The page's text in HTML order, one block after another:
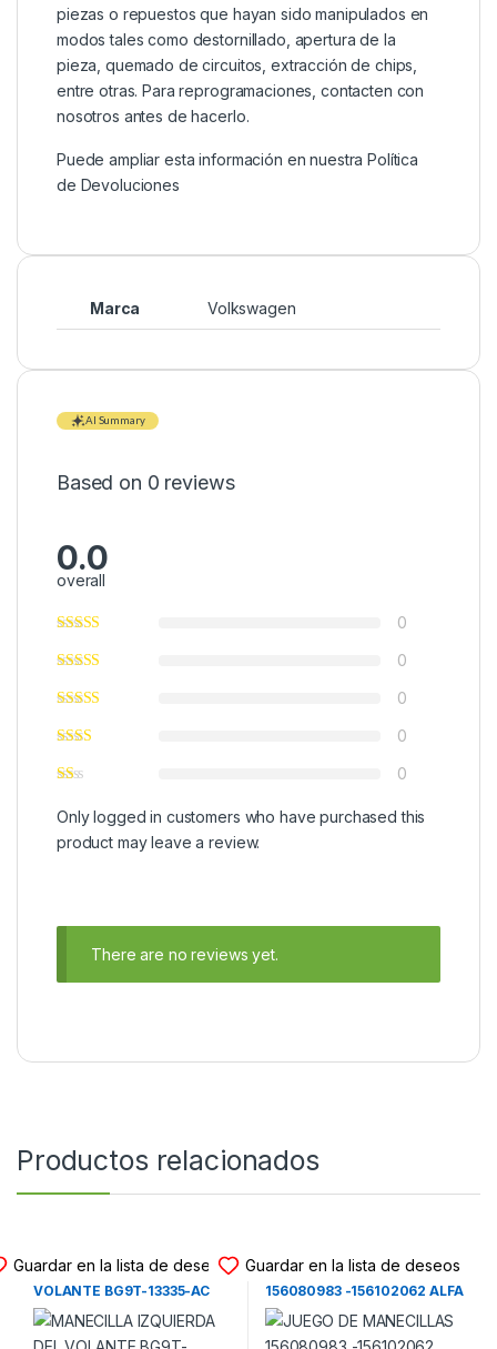
piezas o repuestos que hayan sido manipulados en
modos tales como destornillado, apertura de la
pieza, quemado de circuitos, extracción de chips,
entre otras. Para reprogramaciones, contacten con
nosotros antes de hacerlo.
Puede ampliar esta información en nuestraPolítica
de Devoluciones
Marca Volkswagen
AI Summary
Based on 0 reviews
0.0
overall
0
0
0
0
0
Only logged in customers who have purchased this
product may leave a review.
There are no reviews yet.
Productos relacionados
Guardar en la lista de deseos
MANECILLA IZQUIERDA DEL
VOLANTE BG9T-13335-AC
FORD GALAXY II (2006-
2015)
Guardar en la lista de deseos
JUEGO DE MANECILLAS
156080983 -156102062 ALFA
ROMEO MITO (2008-2013)